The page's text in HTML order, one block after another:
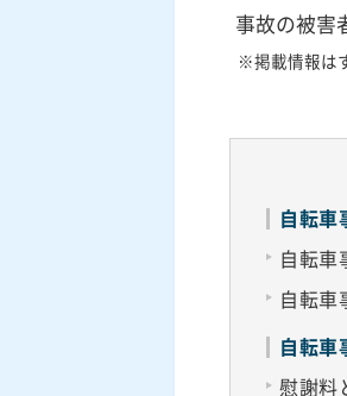
事故の被害
※掲載情報は
自転車
自転車
自転車
自転車
慰謝料